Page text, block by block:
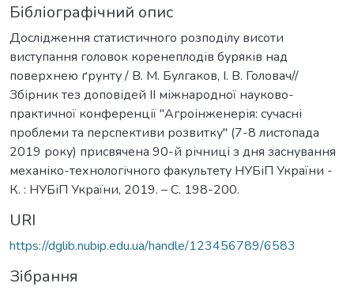
Бібліографічний опис
Дослідження статистичного розподілу висоти
виступання головок коренеплодів буряків над
поверхнею ґрунту / В. М. Булгаков, І. В. Головач//
Збірник тез доповідей ІІ міжнародної науково-
практичної конференції "Агроінженерія: сучасні
проблеми та перспективи розвитку" (7-8 листопада
2019 року) присвячена 90-й річниці з дня заснування
механіко-технологічного факультету НУБіП України -
К. : НУБіП України, 2019. – С. 198-200.
URI
https://dglib.nubip.edu.ua/handle/123456789/6583
Зібрання